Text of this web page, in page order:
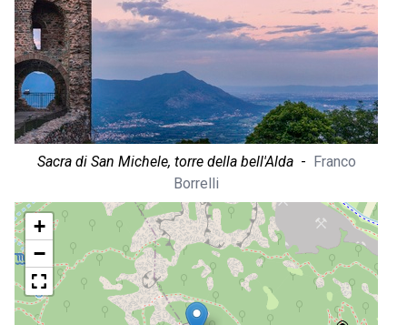
Sacra di San Michele, torre della bell'Alda - Franco
Borrelli
+
−